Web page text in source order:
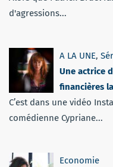
d'agressions...
A LA UNE,
Une actrice
financières
C’est dans une vidéo
comédienne Cypriane...
Economie